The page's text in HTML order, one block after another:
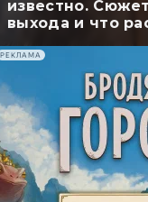
известно.
выхода и что
РЕКЛАМА